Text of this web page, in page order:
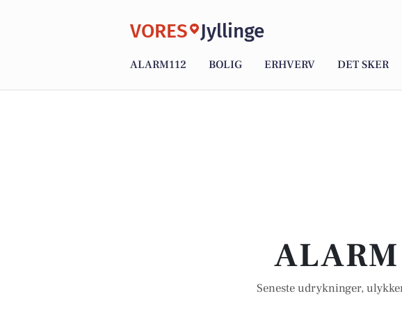
VORES Jyllinge
ALARM112 BOLIG ERHVERV DET SKER
Seneste udrykninger,